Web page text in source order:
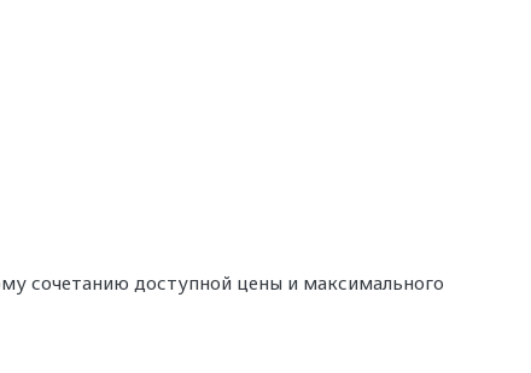
сочетанию доступной цены и максимального